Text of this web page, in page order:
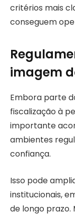
critérios mais
conseguem
imagem
Embora parte
fiscalização à
importante
ambientes
confiança.
Isso pode
institucionais,
de longo prazo.